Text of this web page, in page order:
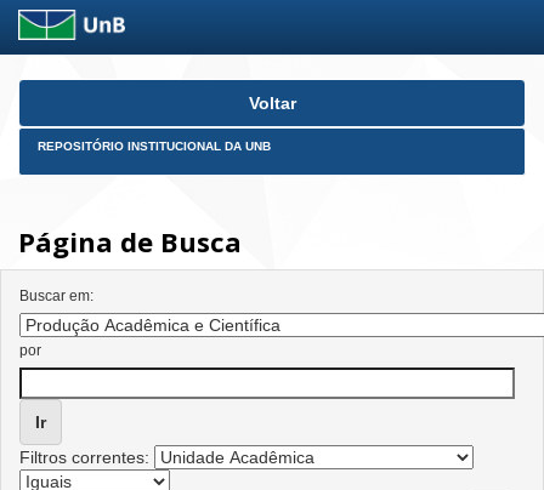
Skip
Voltar
REPOSITÓRIO INSTITUCIONAL DA UNB
Página de Busca
Buscar em:
por
Filtros correntes: